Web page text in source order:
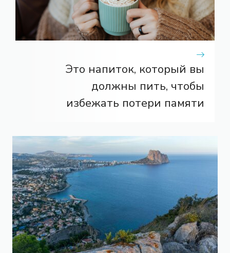
Это напиток, который вы
должны пить, чтобы
избежать потери памяти